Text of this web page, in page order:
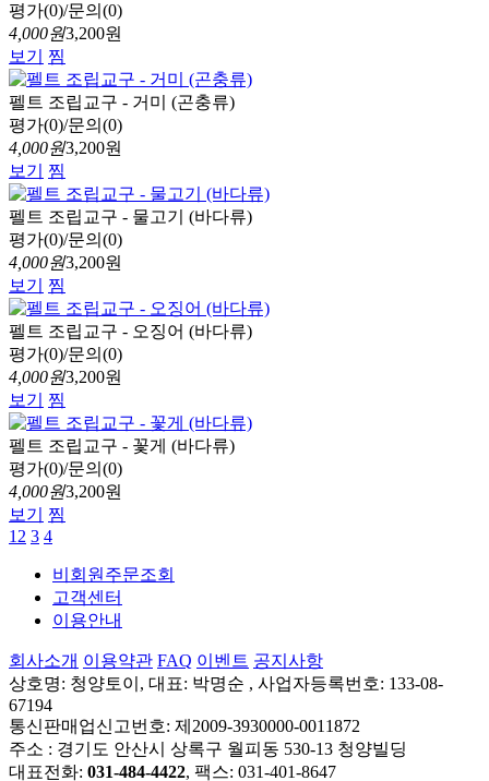
평가(0)/문의(0)
4,000원3,200원
보기
찜
펠트 조립교구 - 거미 (곤충류)
평가(0)/문의(0)
4,000원3,200원
보기
찜
펠트 조립교구 - 물고기 (바다류)
평가(0)/문의(0)
4,000원3,200원
보기
찜
펠트 조립교구 - 오징어 (바다류)
평가(0)/문의(0)
4,000원3,200원
보기
찜
펠트 조립교구 - 꽃게 (바다류)
평가(0)/문의(0)
4,000원3,200원
보기
찜
1 2 3 4
비회원주문조회
고객센터
이용안내
회사소개 이용약관 FAQ 이벤트 공지사항
상호명: 청양토이, 대표: 박명순 , 사업자등록번호: 133-08-
67194
통신판매업신고번호: 제2009-3930000-0011872
주소 : 경기도 안산시 상록구 월피동 530-13 청양빌딩
대표전화: 031-484-4422, 팩스: 031-401-8647